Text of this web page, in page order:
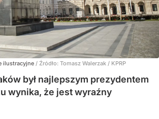
ilustracyjne / Źródło: Tomasz Walerzak / KPRP
był najlepszym prezydentem
wynika, że jest wyraźny